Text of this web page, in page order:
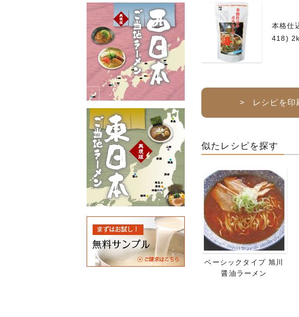
本格仕
418)
> レシピを印
似たレシピを探す
ベーシックタイプ 旭川
醤油ラーメン